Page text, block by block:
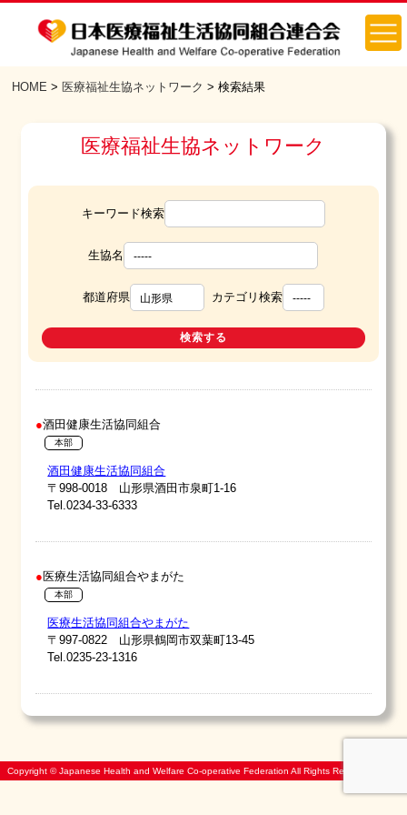
HOME > 医療福祉生協ネットワーク > 検索結果
医療福祉生協ネットワーク
キーワード検索
生協名
都道府県 カテゴリ検索
酒田健康生活協同組合
本部
酒田健康生活協同組合
〒998-0018 山形県酒田市泉町1-16
Tel.0234-33-6333
医療生活協同組合やまがた
本部
医療生活協同組合やまがた
〒997-0822 山形県鶴岡市双葉町13-45
Tel.0235-23-1316
Copyright © Japanese Health and Welfare Co-operative Federation All Rights Reserved.